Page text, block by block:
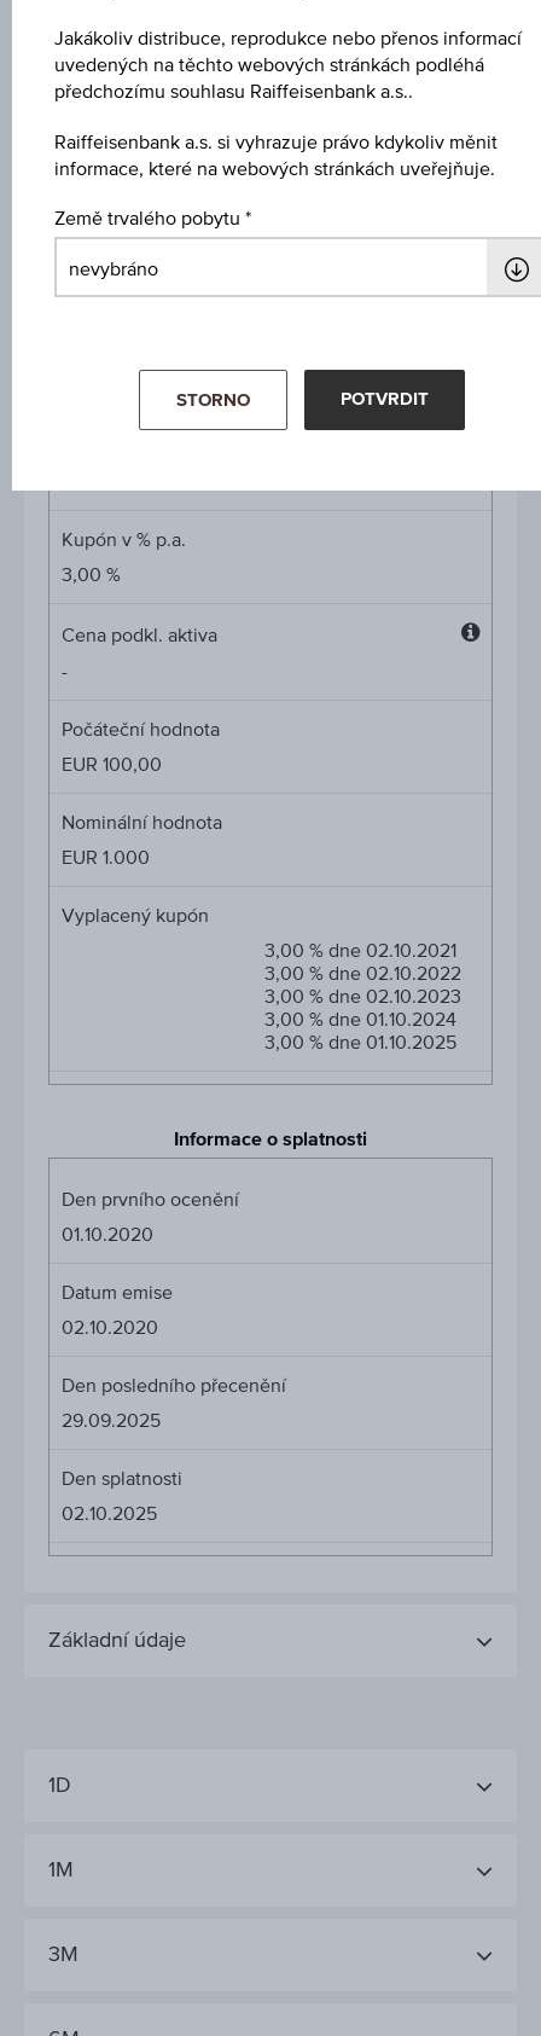
ISIN / WKN
AT0000A2J4E7 / RC0Y69
Podkladové aktivum
Výše ochrany kapitálu
-
Kupón v % p.a.
3,00 %
Cena podkl. aktiva
-
Počáteční hodnota
EUR 100,00
Nominální hodnota
EUR 1.000
Vyplacený kupón
3,00 % dne 02.10.2021
3,00 % dne 02.10.2022
3,00 % dne 02.10.2023
3,00 % dne 01.10.2024
3,00 % dne 01.10.2025
Informace o splatnosti
Den prvního ocenění
01.10.2020
Datum emise
02.10.2020
Den posledního přecenění
29.09.2025
Den splatnosti
02.10.2025
Základní údaje
1D
1M
3M
Jakákoliv distribuce, reprodukce nebo přenos informací
uvedených na těchto webových stránkách podléhá
předchozímu souhlasu Raiffeisenbank a.s..
Raiffeisenbank a.s. si vyhrazuje právo kdykoliv měnit
informace, které na webových stránkách uveřejňuje.
Země trvalého pobytu
STORNO POTVRDIT